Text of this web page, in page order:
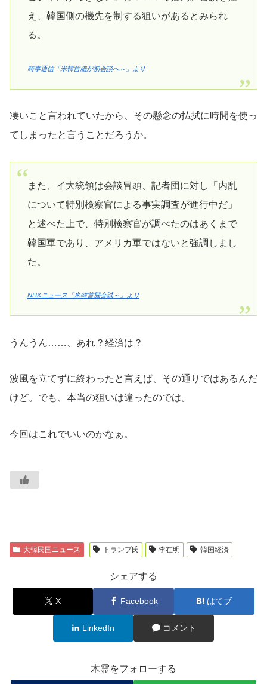
え、韓国側の機先を制する狙いがあるとみられ
る。
時事通信「米韓首脳が初会談へ～」より
凄いこと言われていたから、その懸念の払拭に時間を使っ
てしまったと言うことだろうか。
また、イ大統領は会談冒頭、記者団に対し「内乱
について特別検察官による事実調査が進行中だ」
と述べた上で、特別検察官が調べたのはあくまで
韓国軍であり、アメリカ軍ではないと強調しまし
た。
NHKニュース「米韓首脳会談～」より
うんうん……、あれ？経済は？
波風を立てずに終わったと言えば、その通りではあるんだ
けど。でも、本当の狙いは違ったのでは。
今回はこれでいいのかなぁ。
大韓民国ニュース トランプ氏 李在明 韓国経済
シェアする
X Facebook はてブ
LinkedIn コメント
木霊をフォローする